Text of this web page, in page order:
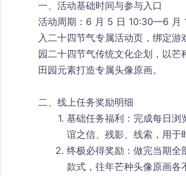
一、活动基础时间与参与入口
活动周期 ：6 月 5 日 10:30—6 月
入二十四节气专属活动页，绑定
园二十四节气传统文化企划，以
田园元素打造专属头像原画。
二、线上任务奖励明细
基础任务福利 ：完成每日
谊之信、残影、线索 ，用
终极必得奖励 ：做完当期全
款式，往年芒种头像原画各